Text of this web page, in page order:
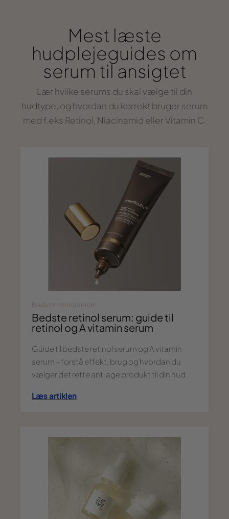
Mest læste
hudplejeguides om
serum til ansigtet
Lær hvilke serums du skal vælge til din
hudtype, og hvordan du korrekt bruger serum
med f.eks Retinol, Niacinamid eller Vitamin C.
Bedste retinol serum
Bedste retinol serum: guide til
retinol og A vitamin serum
Guide til bedste retinol serum og A vitamin
serum – forstå effekt, brug og hvordan du
vælger det rette anti age produkt til din hud.
Læs artiklen